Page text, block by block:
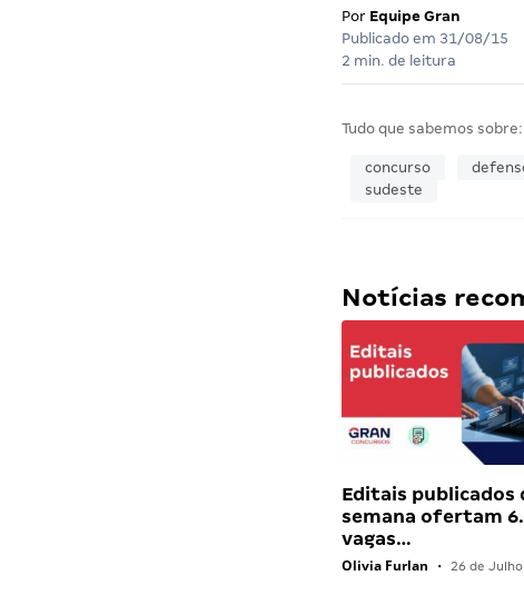
Por Equipe Gran
Publicado em 31/08/15
2 min. de leitura
Tudo que sabemos sobre:
concurso
sudeste
Notícias
Editais publicados
semana ofertam
vagas…
Olivia Furlan • 26 de Julho